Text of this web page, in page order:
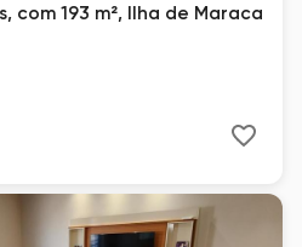
com 193 m², Ilha de Maraca